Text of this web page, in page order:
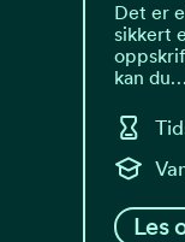
Det er
sikkert
kan du…
Les